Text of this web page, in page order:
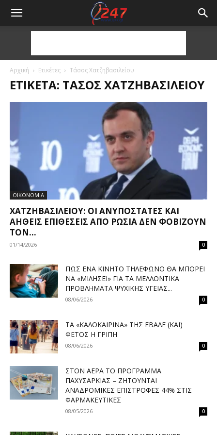
Αρχική Ετικέτες Τάσος Χατζηβασιλείου
ΕΤΙΚΈΤΑ: ΤΆΣΟΣ ΧΑΤΖΗΒΑΣΙΛΕΊΟΥ
ΟΙΚΟΝΟΜΙΑ
ΧΑΤΖΗΒΑΣΙΛΕΊΟΥ: ΟΙ ΑΝΥΠΌΣΤΑΤΕΣ ΚΑΙ
ΑΉΘΕΙΣ ΕΠΙΘΈΣΕΙΣ ΑΠΌ ΡΩΣΊΑ ΔΕΝ ΦΟΒΊΖΟΥΝ
ΤΟΝ...
01/14/2026 0
ΠΏΣ ΈΝΑ ΚΙΝΗΤΌ ΤΗΛΈΦΩΝΟ ΘΑ ΜΠΟΡΕΊ
ΝΑ «ΜΙΛΉΣΕΙ» ΓΙΑ ΤΑ ΜΕΛΛΟΝΤΙΚΆ
ΠΡΟΒΛΉΜΑΤΑ ΨΥΧΙΚΉΣ ΥΓΕΊΑΣ...
08/06/2026 0
ΤΑ «ΚΑΛΟΚΑΙΡΙΝΆ» ΤΗΣ ΈΒΑΛΕ (ΚΑΙ)
ΦΈΤΟΣ Η ΓΡΊΠΗ
08/06/2026 0
ΣΤΟΝ ΑΈΡΑ ΤΟ ΠΡΌΓΡΑΜΜΑ
ΠΑΧΥΣΑΡΚΊΑΣ – ΖΗΤΟΎΝΤΑΙ
ΑΝΑΔΡΟΜΙΚΈΣ ΕΠΙΣΤΡΟΦΈΣ 44% ΣΤΙΣ
ΦΑΡΜΑΚΕΥΤΙΚΈΣ
08/05/2026 0